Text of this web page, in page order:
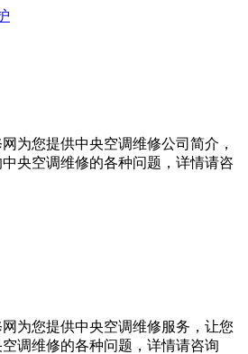
为您提供中央空调维修公司简介，
央空调维修的各种问题，详情请咨
为您提供中央空调维修服务，让您
调维修的各种问题，详情请咨询